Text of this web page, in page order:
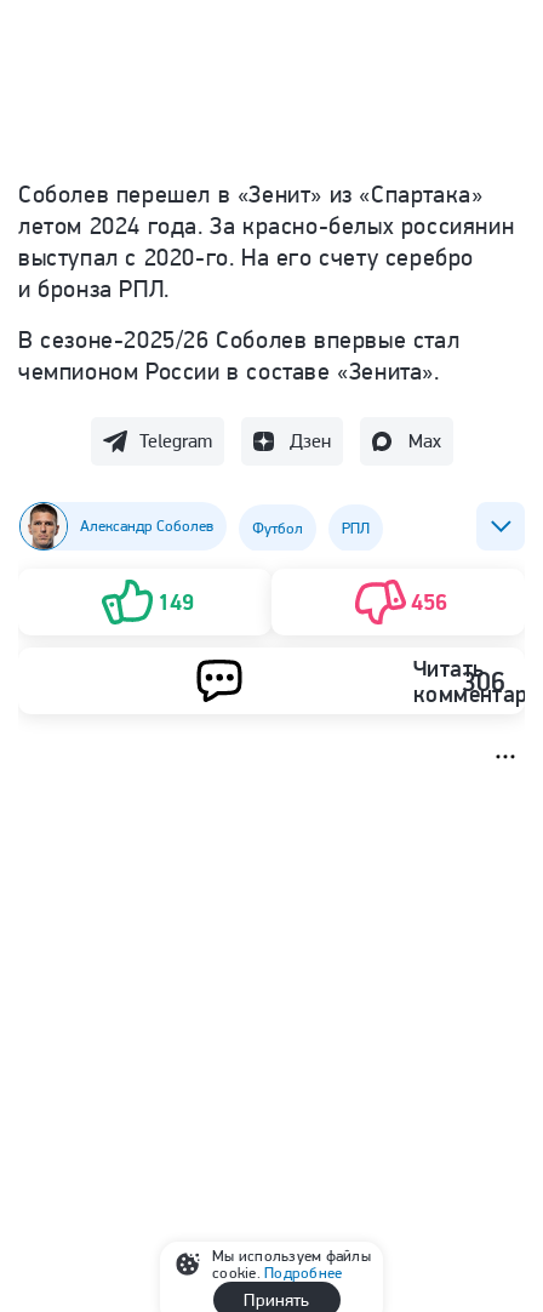
Соболев перешел в «Зенит» из «Спартака»
летом 2024 года. За красно-белых россиянин
выступал с 2020-го. На его счету серебро
и бронза РПЛ.
В сезоне-2025/26 Соболев впервые стал
чемпионом России в составе «Зенита».
Telegram Дзен Max
Александр Соболев Футбол РПЛ
ФК Спартак (Москва)
149 456
Читать306
Мы используем файлы
cookie.Подробнее
Принять